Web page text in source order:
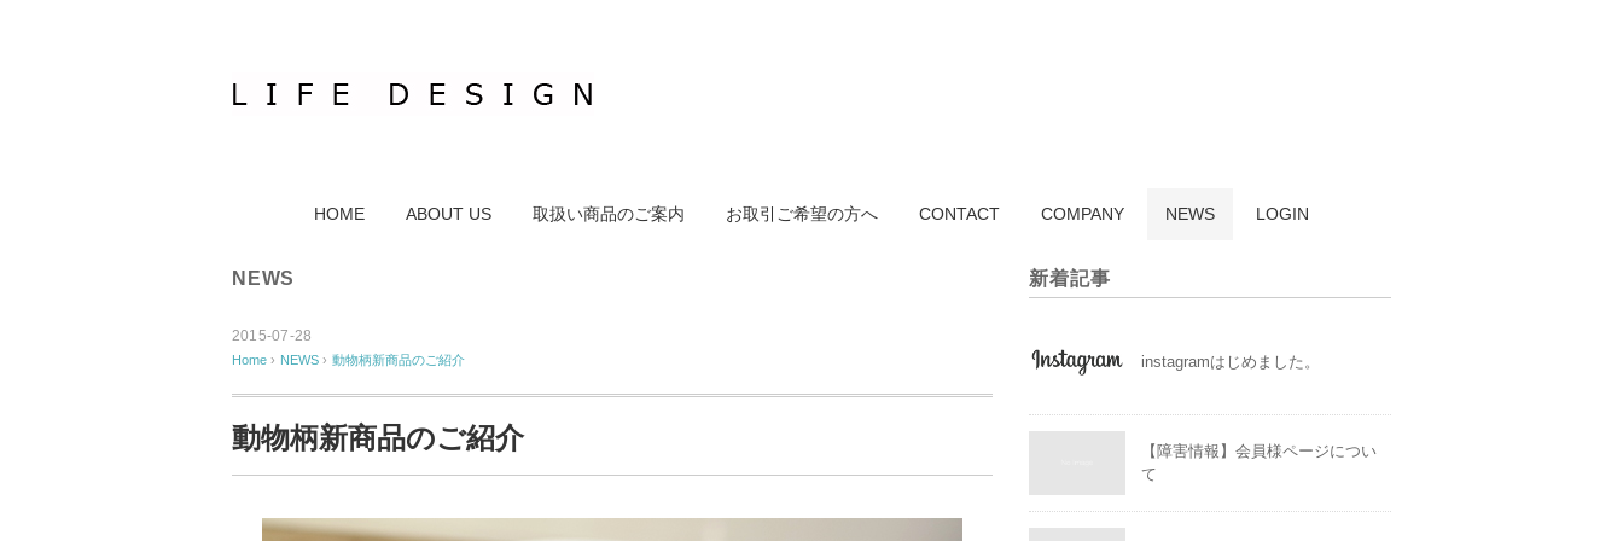
HOME ABOUT US 取扱い商品のご案内 お取引ご希望の方へ CONTACT COMPANY NEWS LOGIN
NEWS
2015-07-28
Home › NEWS › 動物柄新商品のご紹介
動物柄新商品のご紹介
新着記事
instagramはじめました。
【障害情報】会員様ページについ
て